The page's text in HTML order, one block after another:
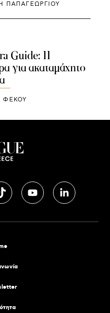
ΠΑΠΑΓΕΩΡΓΙΟΥ
Guide: 11
για ακαταμάχητο
ΦΕΚΟΥ